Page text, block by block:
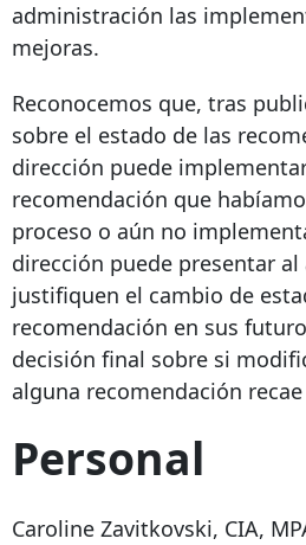
administración las
mejoras.
Reconocemos que, tras
sobre el estado de las
dirección puede
recomendación que
proceso o aún no
dirección puede presentar
justifiquen el cambio de
recomendación en sus
decisión final sobre si
alguna recomendación
Personal
Caroline Zavitkovski, CIA,